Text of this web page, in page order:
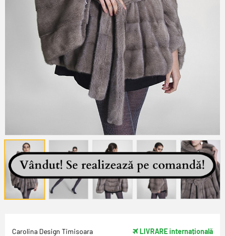
Carolina Design Timisoara LIVRARE internațională